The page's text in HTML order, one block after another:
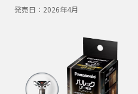
発売日： 2026年4月